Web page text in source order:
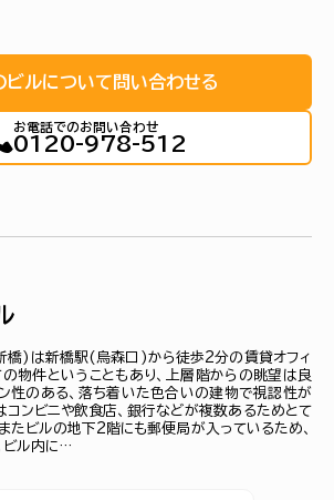
ビルについて問い合わせる
お電話でのお問い合わせ
0120-978-512
橋)は新橋駅(烏森口)から徒歩2分の賃貸オフィ
物件ということもあり、上層階からの眺望は良
性のある、落ち着いた色合いの建物で視認性が
コンビニや飲食店、銀行などが複数あるためとて
たビルの地下2階にも郵便局が入っているため、
ビル内に…